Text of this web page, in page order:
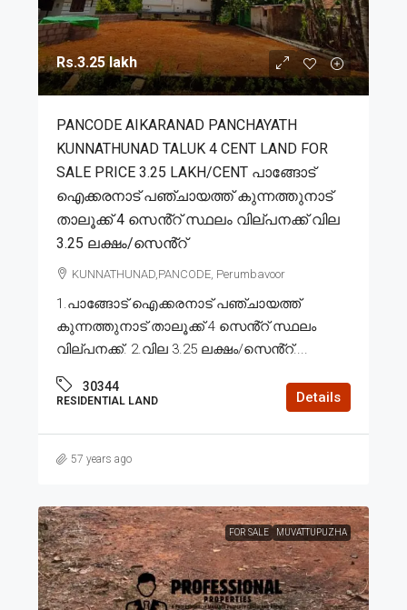
Rs.3.25 lakh
PANCODE AIKARANAD PANCHAYATH
KUNNATHUNAD TALUK 4 CENT LAND FOR
SALE PRICE 3.25 LAKH/CENT പാങ്ങോട്
ഐക്കരനാട് പഞ്ചായത്ത് കുന്നത്തുനാട്
താലൂക്ക് 4 സെൻ്റ് സ്ഥലം വില്പനക്ക് വില
3.25 ലക്ഷം/സെൻ്റ്
KUNNATHUNAD,PANCODE, Perumbavoor
1.പാങ്ങോട് ഐക്കരനാട് പഞ്ചായത്ത്
കുന്നത്തുനാട് താലൂക്ക് 4 സെൻ്റ് സ്ഥലം
വില്പനക്ക്. 2.വില 3.25 ലക്ഷം/സെൻ്റ്....
30344
RESIDENTIAL LAND Details
57 years ago
FOR SALE MUVATTUPUZHA